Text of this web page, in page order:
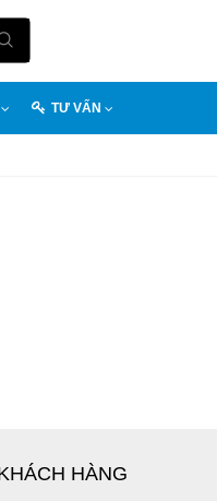
TƯ VẤN
HÀNG